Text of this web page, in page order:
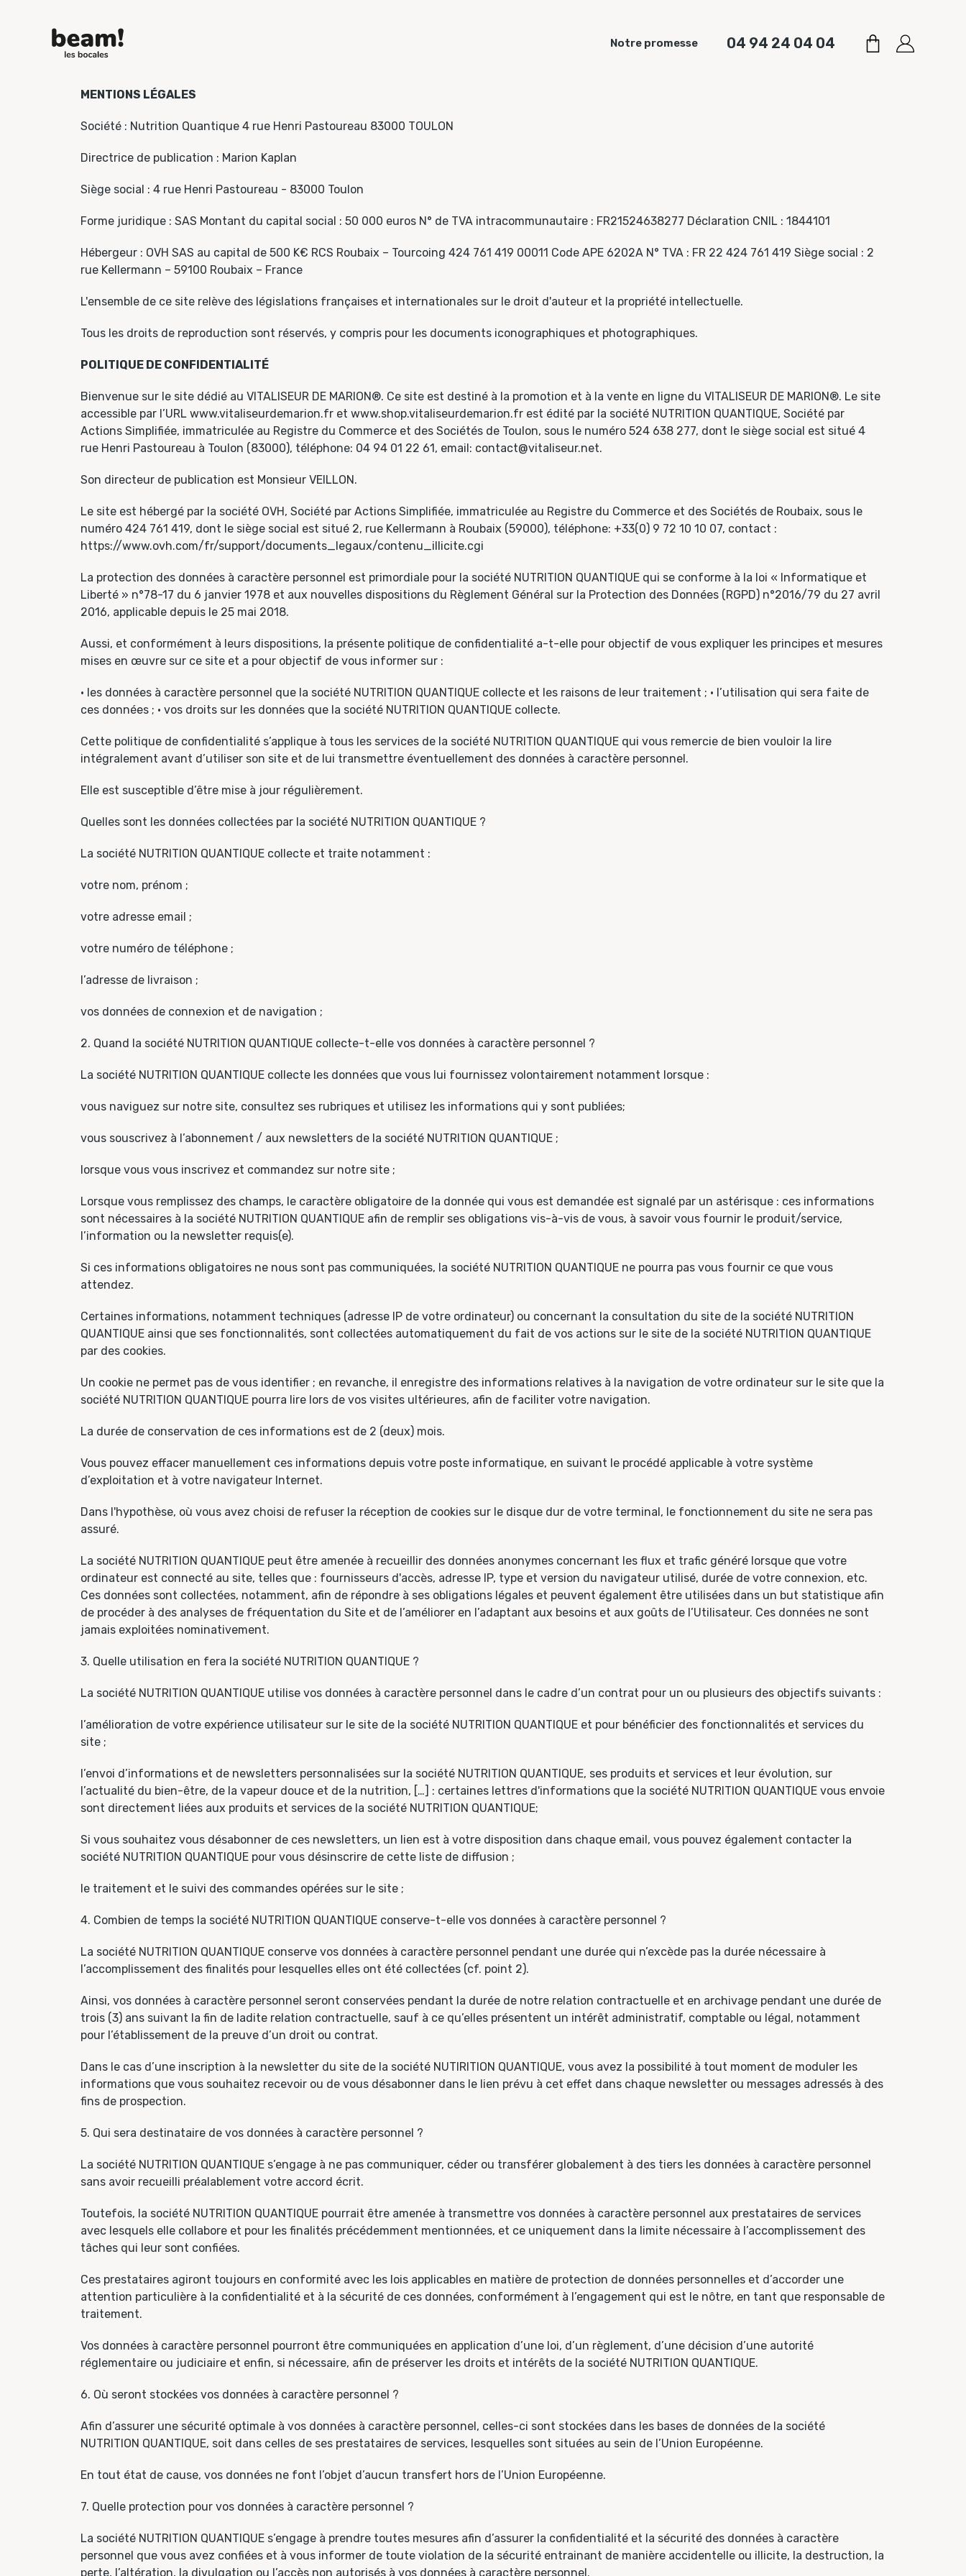
Notre promesse 04 94 24 04 04
MENTIONS LÉGALES
Société : Nutrition Quantique 4 rue Henri Pastoureau 83000 TOULON
Directrice de publication : Marion Kaplan
Siège social : 4 rue Henri Pastoureau - 83000 Toulon
Forme juridique : SAS Montant du capital social : 50 000 euros N° de TVA intracommunautaire : FR21524638277 Déclaration CNIL : 1844101
Hébergeur : OVH SAS au capital de 500 K€ RCS Roubaix – Tourcoing 424 761 419 00011 Code APE 6202A N° TVA : FR 22 424 761 419 Siège social : 2
rue Kellermann – 59100 Roubaix – France
L'ensemble de ce site relève des législations françaises et internationales sur le droit d'auteur et la propriété intellectuelle.
Tous les droits de reproduction sont réservés, y compris pour les documents iconographiques et photographiques.
POLITIQUE DE CONFIDENTIALITÉ
Bienvenue sur le site dédié au VITALISEUR DE MARION®. Ce site est destiné à la promotion et à la vente en ligne du VITALISEUR DE MARION®. Le site
accessible par l’URL www.vitaliseurdemarion.fr et www.shop.vitaliseurdemarion.fr est édité par la société NUTRITION QUANTIQUE, Société par
Actions Simplifiée, immatriculée au Registre du Commerce et des Sociétés de Toulon, sous le numéro 524 638 277, dont le siège social est situé 4
rue Henri Pastoureau à Toulon (83000), téléphone: 04 94 01 22 61, email: contact@vitaliseur.net.
Son directeur de publication est Monsieur VEILLON.
Le site est hébergé par la société OVH, Société par Actions Simplifiée, immatriculée au Registre du Commerce et des Sociétés de Roubaix, sous le
numéro 424 761 419, dont le siège social est situé 2, rue Kellermann à Roubaix (59000), téléphone: +33(0) 9 72 10 10 07, contact :
https://www.ovh.com/fr/support/documents_legaux/contenu_illicite.cgi
La protection des données à caractère personnel est primordiale pour la société NUTRITION QUANTIQUE qui se conforme à la loi « Informatique et
Liberté » n°78-17 du 6 janvier 1978 et aux nouvelles dispositions du Règlement Général sur la Protection des Données (RGPD) n°2016/79 du 27 avril
2016, applicable depuis le 25 mai 2018.
Aussi, et conformément à leurs dispositions, la présente politique de confidentialité a-t-elle pour objectif de vous expliquer les principes et mesures
mises en œuvre sur ce site et a pour objectif de vous informer sur :
• les données à caractère personnel que la société NUTRITION QUANTIQUE collecte et les raisons de leur traitement ; • l’utilisation qui sera faite de
ces données ; • vos droits sur les données que la société NUTRITION QUANTIQUE collecte.
Cette politique de confidentialité s’applique à tous les services de la société NUTRITION QUANTIQUE qui vous remercie de bien vouloir la lire
intégralement avant d’utiliser son site et de lui transmettre éventuellement des données à caractère personnel.
Elle est susceptible d’être mise à jour régulièrement.
Quelles sont les données collectées par la société NUTRITION QUANTIQUE ?
La société NUTRITION QUANTIQUE collecte et traite notamment :
votre nom, prénom ;
votre adresse email ;
votre numéro de téléphone ;
l’adresse de livraison ;
vos données de connexion et de navigation ;
2. Quand la société NUTRITION QUANTIQUE collecte-t-elle vos données à caractère personnel ?
La société NUTRITION QUANTIQUE collecte les données que vous lui fournissez volontairement notamment lorsque :
vous naviguez sur notre site, consultez ses rubriques et utilisez les informations qui y sont publiées;
vous souscrivez à l’abonnement / aux newsletters de la société NUTRITION QUANTIQUE ;
lorsque vous vous inscrivez et commandez sur notre site ;
Lorsque vous remplissez des champs, le caractère obligatoire de la donnée qui vous est demandée est signalé par un astérisque : ces informations
sont nécessaires à la société NUTRITION QUANTIQUE afin de remplir ses obligations vis-à-vis de vous, à savoir vous fournir le produit/service,
l’information ou la newsletter requis(e).
Si ces informations obligatoires ne nous sont pas communiquées, la société NUTRITION QUANTIQUE ne pourra pas vous fournir ce que vous
attendez.
Certaines informations, notamment techniques (adresse IP de votre ordinateur) ou concernant la consultation du site de la société NUTRITION
QUANTIQUE ainsi que ses fonctionnalités, sont collectées automatiquement du fait de vos actions sur le site de la société NUTRITION QUANTIQUE
par des cookies.
Un cookie ne permet pas de vous identifier ; en revanche, il enregistre des informations relatives à la navigation de votre ordinateur sur le site que la
société NUTRITION QUANTIQUE pourra lire lors de vos visites ultérieures, afin de faciliter votre navigation.
La durée de conservation de ces informations est de 2 (deux) mois.
Vous pouvez effacer manuellement ces informations depuis votre poste informatique, en suivant le procédé applicable à votre système
d’exploitation et à votre navigateur Internet.
Dans l'hypothèse, où vous avez choisi de refuser la réception de cookies sur le disque dur de votre terminal, le fonctionnement du site ne sera pas
assuré.
La société NUTRITION QUANTIQUE peut être amenée à recueillir des données anonymes concernant les flux et trafic généré lorsque que votre
ordinateur est connecté au site, telles que : fournisseurs d'accès, adresse IP, type et version du navigateur utilisé, durée de votre connexion, etc.
Ces données sont collectées, notamment, afin de répondre à ses obligations légales et peuvent également être utilisées dans un but statistique afin
de procéder à des analyses de fréquentation du Site et de l’améliorer en l’adaptant aux besoins et aux goûts de l’Utilisateur. Ces données ne sont
jamais exploitées nominativement.
3. Quelle utilisation en fera la société NUTRITION QUANTIQUE ?
La société NUTRITION QUANTIQUE utilise vos données à caractère personnel dans le cadre d’un contrat pour un ou plusieurs des objectifs suivants :
l’amélioration de votre expérience utilisateur sur le site de la société NUTRITION QUANTIQUE et pour bénéficier des fonctionnalités et services du
site ;
l’envoi d’informations et de newsletters personnalisées sur la société NUTRITION QUANTIQUE, ses produits et services et leur évolution, sur
l’actualité du bien-être, de la vapeur douce et de la nutrition, […] : certaines lettres d'informations que la société NUTRITION QUANTIQUE vous envoie
sont directement liées aux produits et services de la société NUTRITION QUANTIQUE;
Si vous souhaitez vous désabonner de ces newsletters, un lien est à votre disposition dans chaque email, vous pouvez également contacter la
société NUTRITION QUANTIQUE pour vous désinscrire de cette liste de diffusion ;
le traitement et le suivi des commandes opérées sur le site ;
4. Combien de temps la société NUTRITION QUANTIQUE conserve-t-elle vos données à caractère personnel ?
La société NUTRITION QUANTIQUE conserve vos données à caractère personnel pendant une durée qui n’excède pas la durée nécessaire à
l’accomplissement des finalités pour lesquelles elles ont été collectées (cf. point 2).
Ainsi, vos données à caractère personnel seront conservées pendant la durée de notre relation contractuelle et en archivage pendant une durée de
trois (3) ans suivant la fin de ladite relation contractuelle, sauf à ce qu’elles présentent un intérêt administratif, comptable ou légal, notamment
pour l’établissement de la preuve d’un droit ou contrat.
Dans le cas d’une inscription à la newsletter du site de la société NUTIRITION QUANTIQUE, vous avez la possibilité à tout moment de moduler les
informations que vous souhaitez recevoir ou de vous désabonner dans le lien prévu à cet effet dans chaque newsletter ou messages adressés à des
fins de prospection.
5. Qui sera destinataire de vos données à caractère personnel ?
La société NUTRITION QUANTIQUE s’engage à ne pas communiquer, céder ou transférer globalement à des tiers les données à caractère personnel
sans avoir recueilli préalablement votre accord écrit.
Toutefois, la société NUTRITION QUANTIQUE pourrait être amenée à transmettre vos données à caractère personnel aux prestataires de services
avec lesquels elle collabore et pour les finalités précédemment mentionnées, et ce uniquement dans la limite nécessaire à l’accomplissement des
tâches qui leur sont confiées.
Ces prestataires agiront toujours en conformité avec les lois applicables en matière de protection de données personnelles et d’accorder une
attention particulière à la confidentialité et à la sécurité de ces données, conformément à l’engagement qui est le nôtre, en tant que responsable de
traitement.
Vos données à caractère personnel pourront être communiquées en application d’une loi, d’un règlement, d’une décision d’une autorité
réglementaire ou judiciaire et enfin, si nécessaire, afin de préserver les droits et intérêts de la société NUTRITION QUANTIQUE.
6. Où seront stockées vos données à caractère personnel ?
Afin d’assurer une sécurité optimale à vos données à caractère personnel, celles-ci sont stockées dans les bases de données de la société
NUTRITION QUANTIQUE, soit dans celles de ses prestataires de services, lesquelles sont situées au sein de l’Union Européenne.
En tout état de cause, vos données ne font l’objet d’aucun transfert hors de l’Union Européenne.
7. Quelle protection pour vos données à caractère personnel ?
La société NUTRITION QUANTIQUE s’engage à prendre toutes mesures afin d’assurer la confidentialité et la sécurité des données à caractère
personnel que vous avez confiées et à vous informer de toute violation de la sécurité entrainant de manière accidentelle ou illicite, la destruction, la
perte, l’altération, la divulgation ou l’accès non autorisés à vos données à caractère personnel.